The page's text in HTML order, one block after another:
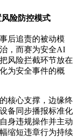
险防控模式
后追责的被动模
，而赛为安全AI
风险拦截环节放在
为安全事件的概
核心支撑，边缘终
备同步播报标准化
身违规操作并主动
缩短违章行为持续